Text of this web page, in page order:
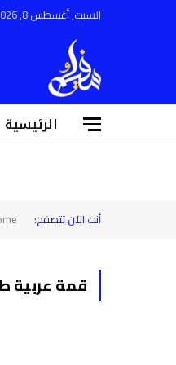
السبت, أغسطس 8, 2026
الرئيسية
أنت الآن تتصفح:
قمة عربية